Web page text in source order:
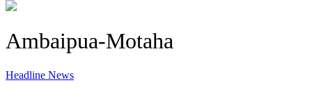
Ambaipua-Motaha
Headline News